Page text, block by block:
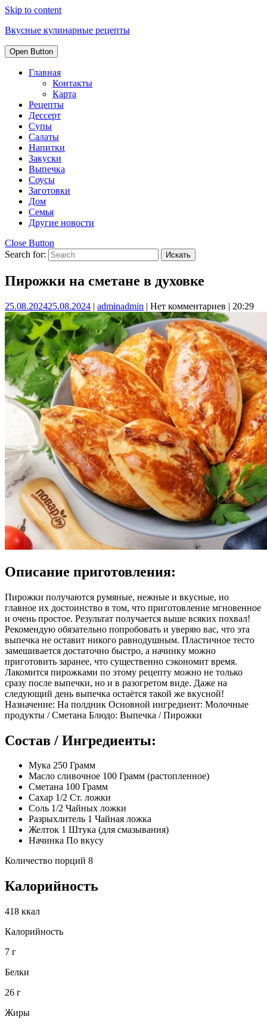
Skip to content
Вкусные кулинарные рецепты
Open Button
Главная
Контакты
Карта
Рецепты
Дессерт
Супы
Салаты
Напитки
Закуски
Выпечка
Соусы
Заготовки
Дом
Семья
Другие новости
Close Button
Search for:
Пирожки на сметане в духовке
25.08.202425.08.2024 | adminadmin | Нет комментариев | 20:29
Описание приготовления:
Пирожки получаются румяные, нежные и вкусные, но
главное их достоинство в том, что приготовление мгновенное
и очень простое. Результат получается выше всяких похвал!
Рекомендую обязательно попробовать и уверяю вас, что эта
выпечка не оставит никого равнодушным. Пластичное тесто
замешивается достаточно быстро, а начинку можно
приготовить заранее, что существенно сэкономит время.
Лакомится пирожками по этому рецепту можно не только
сразу после выпечки, но и в разогретом виде. Даже на
следующий день выпечка остаётся такой же вкусной!
Назначение: На полдник Основной ингредиент: Молочные
продукты / Сметана Блюдо: Выпечка / Пирожки
Состав / Ингредиенты:
Мука 250 Грамм
Масло сливочное 100 Грамм (растопленное)
Сметана 100 Грамм
Сахар 1/2 Ст. ложки
Соль 1/2 Чайных ложки
Разрыхлитель 1 Чайная ложка
Желток 1 Штука (для смазывания)
Начинка По вкусу
Количество порций 8
Калорийность
418 ккал
Калорийность
7 г
Белки
26 г
Жиры